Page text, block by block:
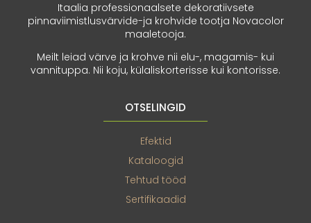
Itaalia professionaalsete dekoratiivsete
pinnaviimistlusvärvide-ja krohvide tootja Novacolor
maaletooja.
Meilt leiad värve ja krohve nii elu-, magamis- kui
vannituppa. Nii koju, külaliskorterisse kui kontorisse.
OTSELINGID
Efektid
Kataloogid
Tehtud tööd
Sertifikaadid